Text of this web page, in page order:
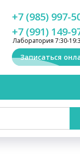
Лаборатория 7:30-
+7 (991) 149-
+7 (985) 997-
Записаться